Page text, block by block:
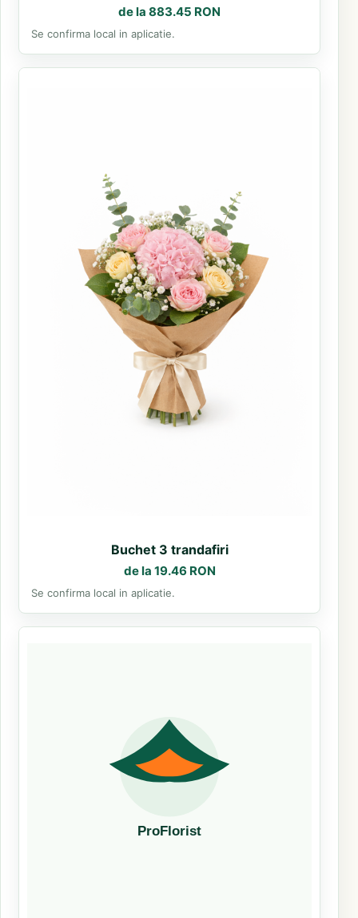
de la 883.45 RON
Se confirma local in aplicatie.
Buchet 3 trandafiri
de la 19.46 RON
Se confirma local in aplicatie.